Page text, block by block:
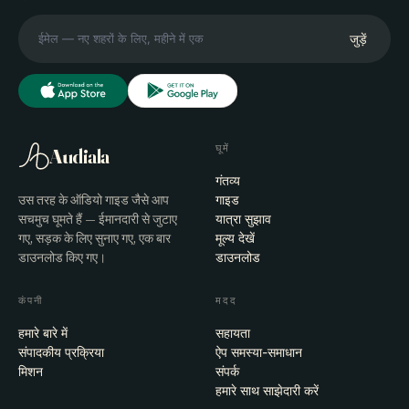
जुड़ें
Audiala
उस तरह के ऑडियो गाइड जैसे आप
सचमुच घूमते हैं — ईमानदारी से जुटाए
गए, सड़क के लिए सुनाए गए, एक बार
डाउनलोड किए गए।
घूमें
गंतव्य
गाइड
यात्रा सुझाव
मूल्य देखें
डाउनलोड
कंपनी
हमारे बारे में
संपादकीय प्रक्रिया
मिशन
मदद
सहायता
ऐप समस्या-समाधान
संपर्क
हमारे साथ साझेदारी करें